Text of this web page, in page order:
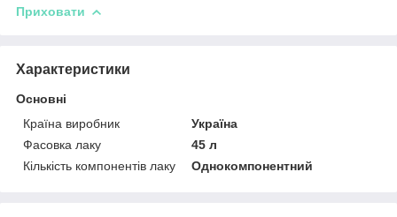
Приховати
Характеристики
Основні
Країна виробник
Україна
Фасовка лаку
45 л
Кількість компонентів лаку
Однокомпонентний